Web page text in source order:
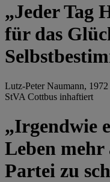
„Jeder Tag
für das
Lutz-Peter Naumann,
StVA Cottbus inhaftiert
„Irgendwie
Leben mehr
Partei zu